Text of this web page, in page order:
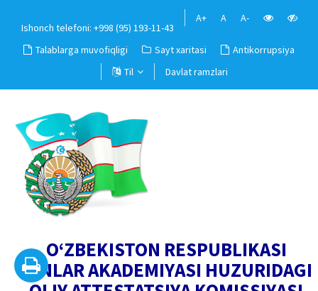
Ishonch telefoni: +998 (95) 193-11-43
A+ A A-
Talablarga muvofiqligi Sayt xaritasi
Antikorrupsiya
Til
Davlat ramzlari
O‘ZBEKISTON RESPUBLIKASI
FANLAR AKADEMIYASI HUZURIDAGI